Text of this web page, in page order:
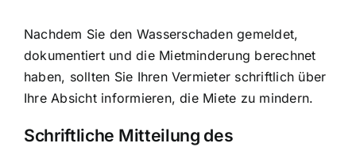
Nachdem Sie den Wasserschaden gemeldet,
dokumentiert und die Mietminderung berechnet
haben, sollten Sie Ihren Vermieter schriftlich über
Ihre Absicht informieren, die Miete zu mindern.
Schriftliche Mitteilung des